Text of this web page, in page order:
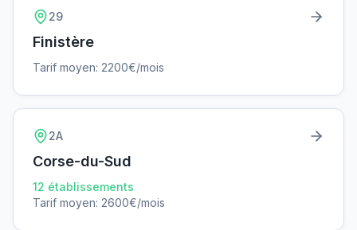
29
Finistère
Tarif moyen: 2200€/mois
2A
Corse-du-Sud
12 établissements
Tarif moyen: 2600€/mois